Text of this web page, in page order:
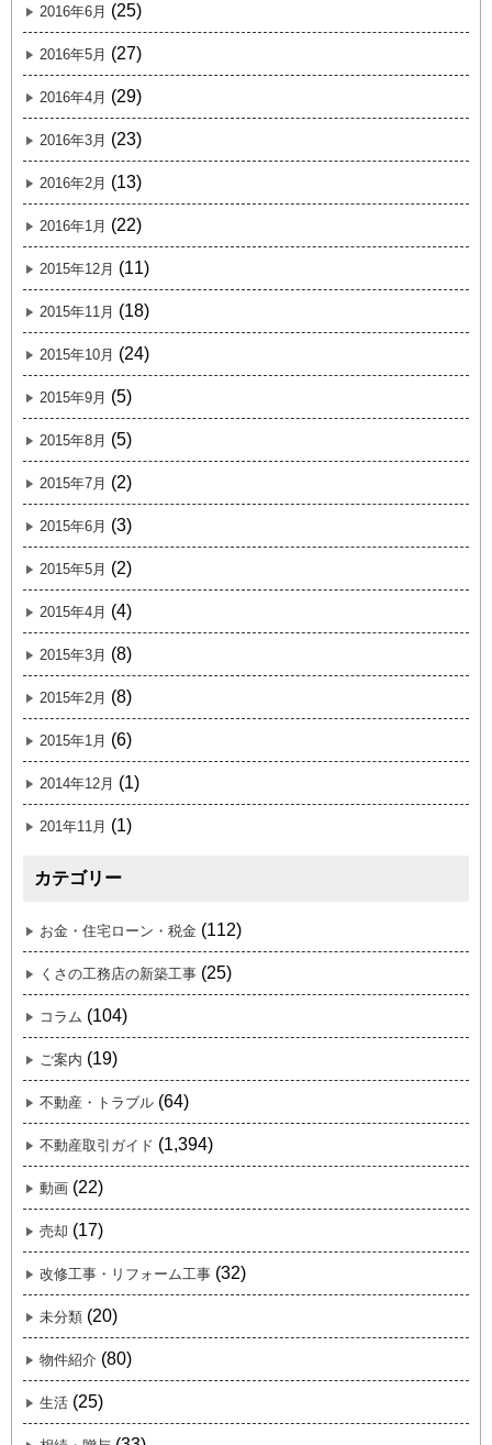
2016年6月 (25)
2016年5月 (27)
2016年4月 (29)
2016年3月 (23)
2016年2月 (13)
2016年1月 (22)
2015年12月 (11)
2015年11月 (18)
2015年10月 (24)
2015年9月 (5)
2015年8月 (5)
2015年7月 (2)
2015年6月 (3)
2015年5月 (2)
2015年4月 (4)
2015年3月 (8)
2015年2月 (8)
2015年1月 (6)
2014年12月 (1)
201年11月 (1)
カテゴリー
お金・住宅ローン・税金 (112)
くさの工務店の新築工事 (25)
コラム (104)
ご案内 (19)
不動産・トラブル (64)
不動産取引ガイド (1,394)
動画 (22)
売却 (17)
改修工事・リフォーム工事 (32)
未分類 (20)
物件紹介 (80)
生活 (25)